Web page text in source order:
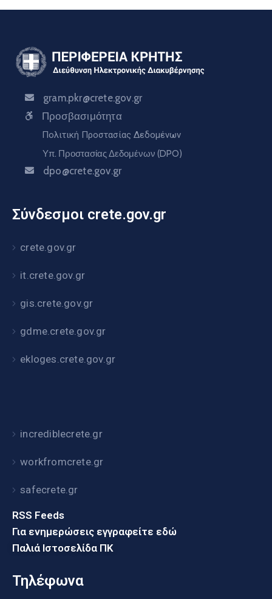
gram.pkr@crete.gov.gr
Προσβασιμότητα
Πολιτική Προστασίας Δεδομένων
Υπ. Προστασίας Δεδομένων (DPO)
dpo@crete.gov.gr
Σύνδεσμοι crete.gov.gr
crete.gov.gr
it.crete.gov.gr
gis.crete.gov.gr
gdme.crete.gov.gr
ekloges.crete.gov.gr
incrediblecrete.gr
workfromcrete.gr
safecrete.gr
RSS Feeds
Για ενημερώσεις εγγραφείτε εδώ
Παλιά Ιστοσελίδα ΠΚ
Τηλέφωνα